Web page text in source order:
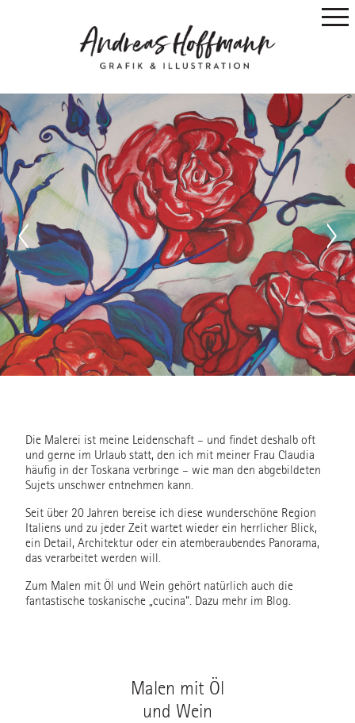
Previous Next
Die Malerei ist meine Leidenschaft – und findet deshalb oft
und gerne im Urlaub statt, den ich mit meiner Frau Claudia
häufig in der Toskana verbringe – wie man den abgebildeten
Sujets unschwer entnehmen kann.
Seit über 20 Jahren bereise ich diese wunderschöne Region
Italiens und zu jeder Zeit wartet wieder ein herrlicher Blick,
ein Detail, Architektur oder ein atemberaubendes Panorama,
das verarbeitet werden will.
Zum Malen mit Öl und Wein gehört natürlich auch die
fantastische toskanische „cucina“. Dazu mehr im Blog.
Malen mit Öl
und Wein